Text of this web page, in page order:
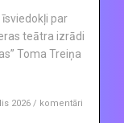
īsviedokļi par
teātra izrādi
Toma Treiņa
2026 / komentāri